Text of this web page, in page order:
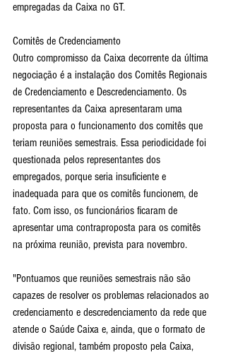
empregadas da Caixa no GT.
Comitês de Credenciamento
Outro compromisso da Caixa decorrente da última
negociação é a instalação dos Comitês Regionais
de Credenciamento e Descredenciamento. Os
representantes da Caixa apresentaram uma
proposta para o funcionamento dos comitês que
teriam reuniões semestrais. Essa periodicidade foi
questionada pelos representantes dos
empregados, porque seria insuficiente e
inadequada para que os comitês funcionem, de
fato. Com isso, os funcionários ficaram de
apresentar uma contraproposta para os comitês
na próxima reunião, prevista para novembro.
"Pontuamos que reuniões semestrais não são
capazes de resolver os problemas relacionados ao
credenciamento e descredenciamento da rede que
atende o Saúde Caixa e, ainda, que o formato de
divisão regional, também proposto pela Caixa,